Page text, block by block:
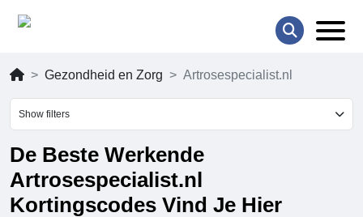
Gezondheid en Zorg Artrosespecialist.nl
Show filters
De Beste Werkende
Artrosespecialist.nl
Kortingscodes Vind Je Hier